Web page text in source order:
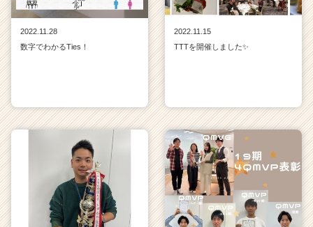
2022.11.28
数字でわかるTies！
2022.11.15
TTTを開催しました✨